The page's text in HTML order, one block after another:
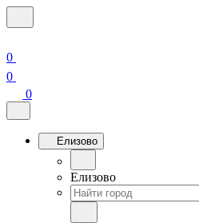
0
0
0
Елизово
Елизово